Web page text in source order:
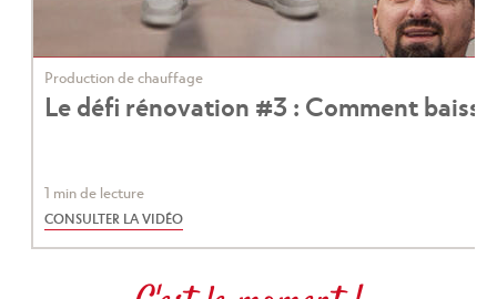
Production de chauffage
Le défi rénovation #3 : Comment
1 min de lecture
CONSULTER LA VIDÉO